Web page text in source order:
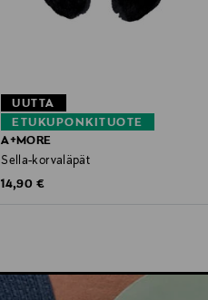
ETUKUPONKITUOTE
UUTTA
A+MORE
Sella-korvaläpät
Original Price
14,90 €